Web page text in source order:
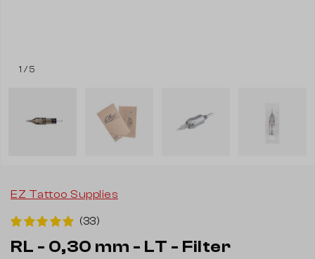
1 / 5
EZ Tattoo Supplies
(33)
RL - 0,30 mm - LT - Filter